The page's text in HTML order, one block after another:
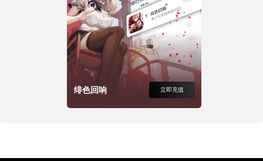
绯色回响 立即充值